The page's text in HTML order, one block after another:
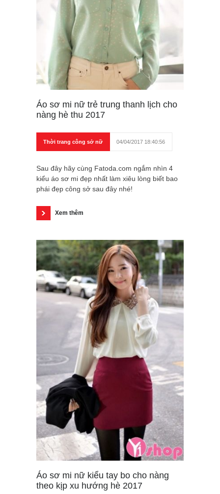
Áo sơ mi nữ trẻ trung thanh lịch cho
nàng hè thu 2017
Thời trang công sở nữ 04/04/2017 18:40:56
Sau đây hãy cùng Fatoda.com ngắm nhìn 4
kiểu áo sơ mi đẹp nhất làm xiêu lòng biết bao
phái đẹp công sở sau đây nhé!
Xem thêm
Áo sơ mi nữ kiểu tay bo cho nàng
theo kịp xu hướng hè 2017